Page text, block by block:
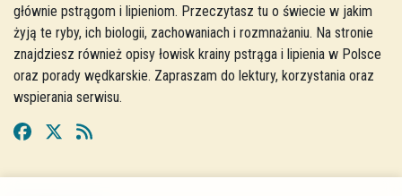
głównie pstrągom i lipieniom. Przeczytasz tu o świecie w jakim
żyją te ryby, ich biologii, zachowaniach i rozmnażaniu. Na stronie
znajdziesz również opisy łowisk krainy pstrąga i lipienia w Polsce
oraz porady wędkarskie. Zapraszam do lektury, korzystania oraz
wspierania serwisu.